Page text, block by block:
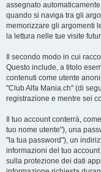
assegnato
quando si naviga tra gli
memorizzare gli argomenti
la lettura nelle tue visite
Il secondo modo in cui
Questo include, a titolo
contenuti come utente
"Club Alfa Mania.ch" (di
registrazione e mentre sei
Il tuo account conterrà,
tuo nome utente"), una
"la tua password"), un
informazioni del tuo
sulla protezione dei dati